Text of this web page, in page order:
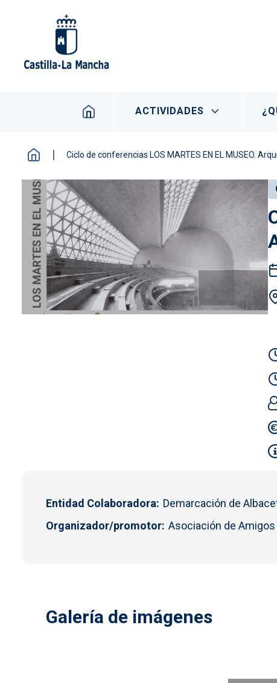
Navegación principal
ACTIVIDADES
Ciclo de conferencias LOS MARTES EN EL MUSEO.
Entidad Colaboradora
Demarcación de
Organizador/promotor Asociación de
Galería de imágenes